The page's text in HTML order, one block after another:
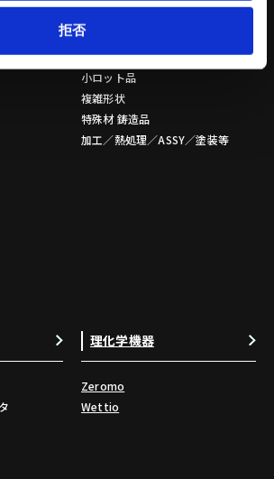
拒否
金属素形材
量産品
小ロット品
複雑形状
特殊材 鋳造品
加工／熱処理／ASSY／塗装等
理化学機器
Zeromo
Wettio